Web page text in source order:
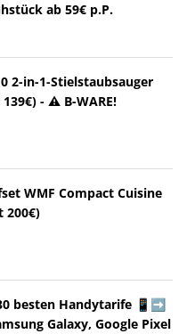
ab 59€ p.P.
2-in-1-Stielstaubsauger
- ⚠️ B-WARE!
WMF Compact Cuisine
200€)
besten Handytarife 📱➡️
Galaxy, Google Pixel